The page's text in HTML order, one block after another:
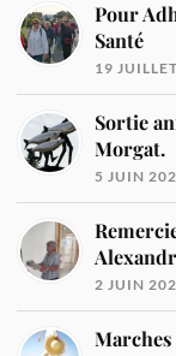
Pour
Santé
19
Sortie
Morgat.
5 JUIN
2 JUIN